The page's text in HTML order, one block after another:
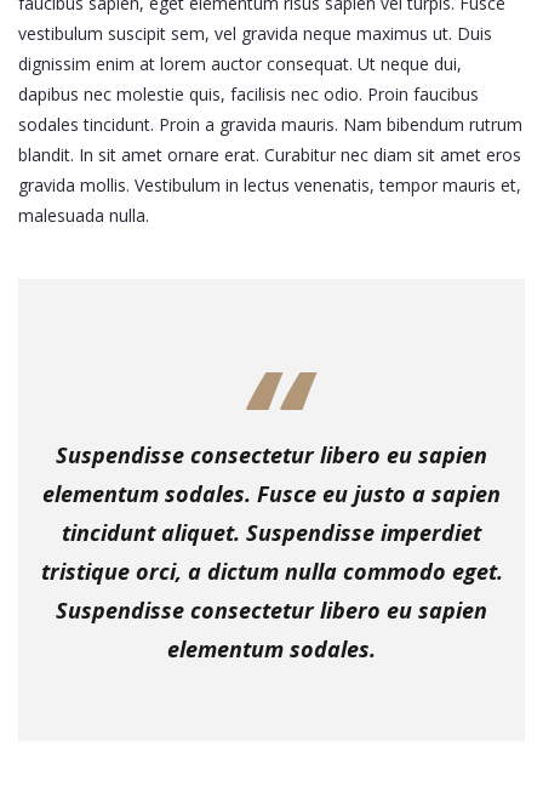
vestibulum suscipit sem, vel gravida neque maximus ut. Duis
dignissim enim at lorem auctor consequat. Ut neque dui,
dapibus nec molestie quis, facilisis nec odio. Proin faucibus
sodales tincidunt. Proin a gravida mauris. Nam bibendum rutrum
blandit. In sit amet ornare erat. Curabitur nec diam sit amet eros
gravida mollis. Vestibulum in lectus venenatis, tempor mauris et,
malesuada nulla.
Suspendisse consectetur libero eu sapien
elementum sodales. Fusce eu justo a sapien
tincidunt aliquet. Suspendisse imperdiet
tristique orci, a dictum nulla commodo eget.
Suspendisse consectetur libero eu sapien
elementum sodales.